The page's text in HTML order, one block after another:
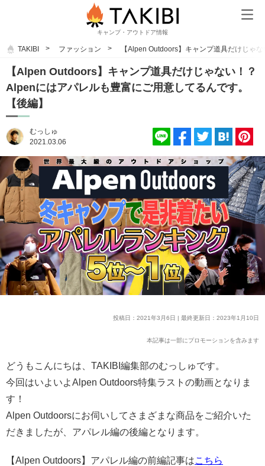
キャンプ・アウトドア情報
TAKIBI ファッション 【Alpen Outdoors】キャンプ道具だけじゃ
【Alpen Outdoors】キャンプ道具だけじゃない！？
Alpenにはアパレルも豊富にご用意してるんです。
【後編】
むっしゅ
2021.03.06
投稿日：2021年3月6日 | 最終更新日：2023年1月10日
本記事は一部にプロモーションを含みます
どうもこんにちは、TAKIBI編集部のむっしゅです。
今回はいよいよAlpen Outdoors特集ラストの動画となりま
す！
Alpen Outdoorsにお伺いしてさまざまな商品をご紹介いた
だきましたが、アパレル編の後編となります。
【Alpen Outdoors】アパレル編の前編記事はこちら